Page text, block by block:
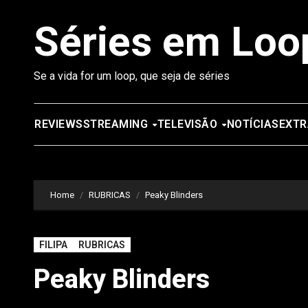
Séries em
Se a vida for um loop, que seja de séries
REVIEWSSTREAMING TELEVISÃO NOTÍCIAS
Home RUBRICAS Peaky Blinders
FILIPA RUBRICAS
Peaky Blinders